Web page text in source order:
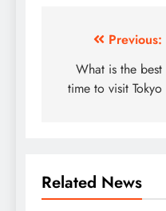
navigation
Previous:
What is the best
time to visit Tokyo
Related News